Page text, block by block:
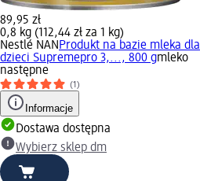
89,95 zł
0,8 kg (112,44 zł za 1 kg)
Nestlé NAN Produkt na bazie mleka dla
dzieci Supremepro 3,..., 800 gmleko
następne
(1)
Informacje
Dostawa dostępna
Wybierz sklep dm